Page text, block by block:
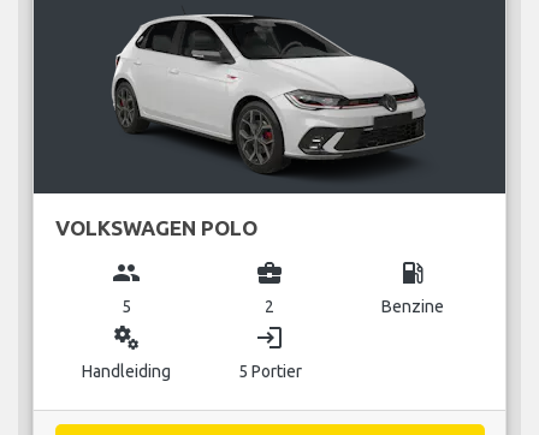
VOLKSWAGEN POLO
group
5
business_center
2
local_gas_station
Benzine
miscellaneous_services
Handleiding
login
5 Portier